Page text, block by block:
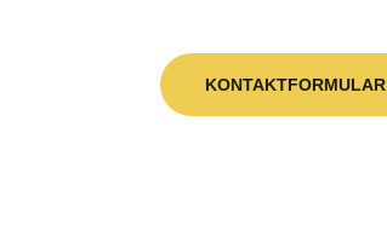
KONTAKTFORMULAR